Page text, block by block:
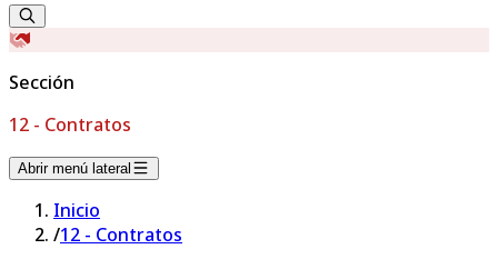
Sección
12 - Contratos
Abrir menú lateral
Inicio
/12 - Contratos